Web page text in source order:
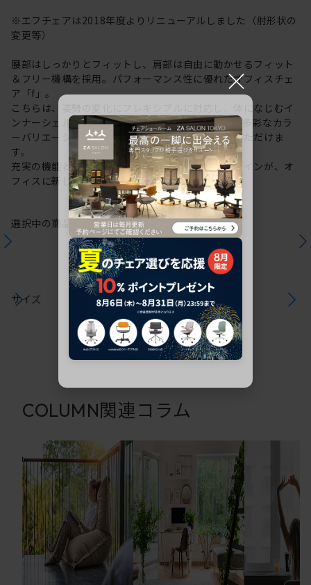
※エフチェアは2018年度よりリニューアルしました（肘形状の
変更等）
腰部はしっかりとフィットし、肩部は自由に動かせるフィット
＆フリー機構を採用。パフォーマンス性に優れたオフィスチェ
ア「f」。
こちらは、姿勢の変化にフレキシブルに対応し、体になじむイ
ンナーシェルを内包したクロスバックタイプです。多彩なカラ
ーバリエーションから、お好みのカラーをお選びいただけま
す。
充実の機能と一体となった透明感のある美しいデザインが、オ
フィスに新しい風を運びます。
選択中の商品情報保証注意事項
サイズ
COLUMN関連コラム
×